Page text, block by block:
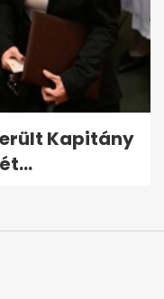
Kapitány